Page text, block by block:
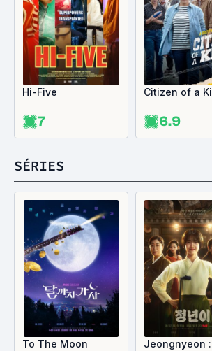
Hi-Five
7
Citizen of a
6.9
SÉRIES
To The Moon
Jeongnyeon